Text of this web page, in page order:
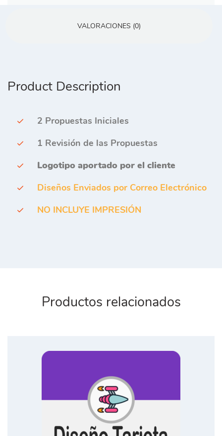
VALORACIONES (0)
Product Description
2 Propuestas Iniciales
1 Revisión de las Propuestas
Logotipo aportado por el cliente
Diseños Enviados por Correo Electrónico
NO INCLUYE IMPRESIÓN
Productos relacionados